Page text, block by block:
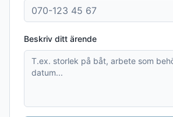
Beskriv ditt ärende